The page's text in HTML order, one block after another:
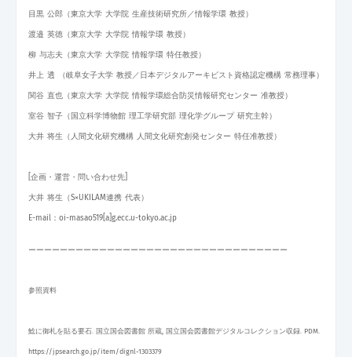
目黒 公郎（東京大学 大学院 生産技術研究所／情報学環 教授）
渡邉 英徳（東京大学 大学院 情報学環 教授）
柳 与志夫（東京大学 大学院 情報学環 特任教授）
井上 透 （岐阜女子大学 教授／日本デジタルアーキビスト資格認定機構 常務理事）
関谷 直也（東京大学 大学院 情報学環総合防災情報研究センター 准教授）
室谷 智子（国立科学博物館 理工学研究部 理化学グループ 研究主幹）
大井 将生（人間文化研究機構 人間文化研究創発センター 特任准教授）
[企画・運営・問い合わせ先]
大井 将生（S×UKILAM連携 代表）
E-mail：oi-masao519[a]g.ecc.u-tokyo.ac.jp
ーーーーーーーーーーーーーーーーーーーーーーーーーーーーーーーーー
参照資料
鯰に御札を貼る要石. 国立国会図書館 所蔵, 国立国会図書館デジタルコレクション収録. PDM.
https://jpsearch.go.jp/item/dignl-1303379